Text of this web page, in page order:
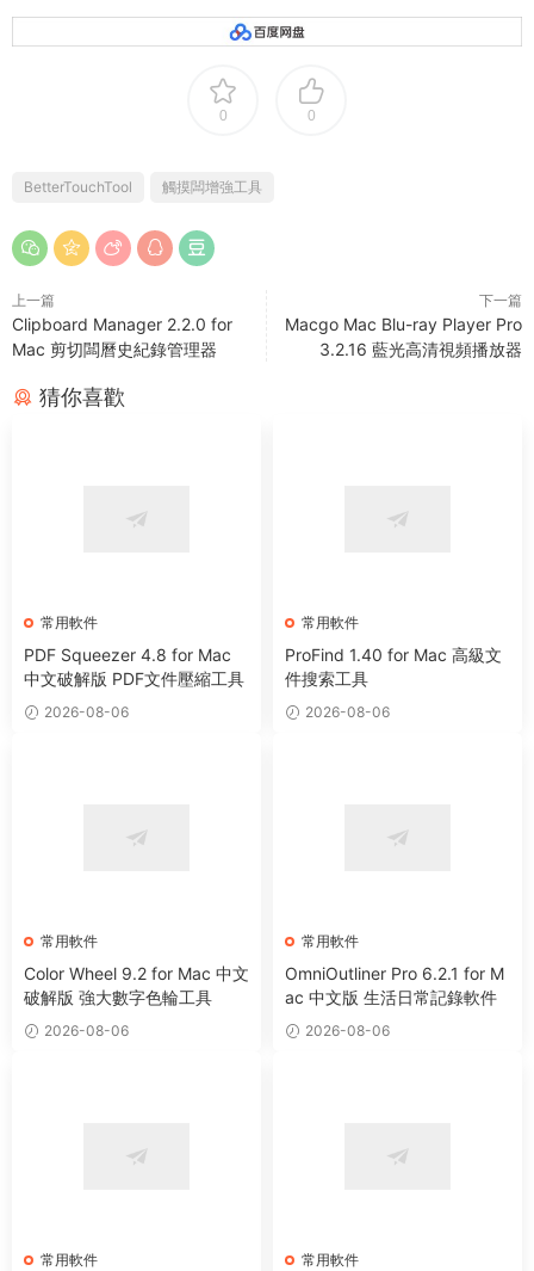
0 0
BetterTouchTool 觸摸闆增強工具
上一篇
Clipboard Manager 2.2.0 for
Mac 剪切闆曆史紀錄管理器
下一篇
Macgo Mac Blu-ray Player Pro
3.2.16 藍光高清視頻播放器
猜你喜歡
常用軟件
PDF Squeezer 4.8 for Mac
中文破解版 PDF文件壓縮工具
2026-08-06
常用軟件
ProFind 1.40 for Mac 高級文
件搜索工具
2026-08-06
常用軟件
Color Wheel 9.2 for Mac 中文
破解版 強大數字色輪工具
2026-08-06
常用軟件
OmniOutliner Pro 6.2.1 for M
ac 中文版 生活日常記錄軟件
2026-08-06
常用軟件 常用軟件